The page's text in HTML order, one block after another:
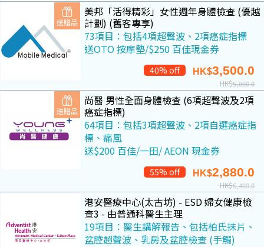
送贈品
美邦「活得精彩」女性週年身體檢查 (優越
計劃) (舊客專享)
73項目：包括4項超聲波、2項癌症指標
送OTO 按摩墊/$250 百佳現金券
40% off HK$3,500.0
HK$5,800.0
送贈品
尚醫 男性全面身體檢查 (6項超聲波及2項
癌症指標)
64項目：包括3項超聲波、2項自選癌症指
標、痛風
送$200 百佳/一田/ AEON 現金券
55% off HK$2,880.0
HK$6,400.0
港安醫療中心(太古坊) - ESD 婦女健康檢
查3 - 由普通科醫生主理
19項目：醫生講解報告、包括柏氏抹片、
盆腔超聲波、乳房及盆腔檢查 (手觸)